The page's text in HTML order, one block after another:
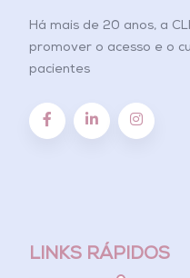
Há mais de 20 anos, a
promover o acesso e o
pacientes
LINKS RÁPIDOS